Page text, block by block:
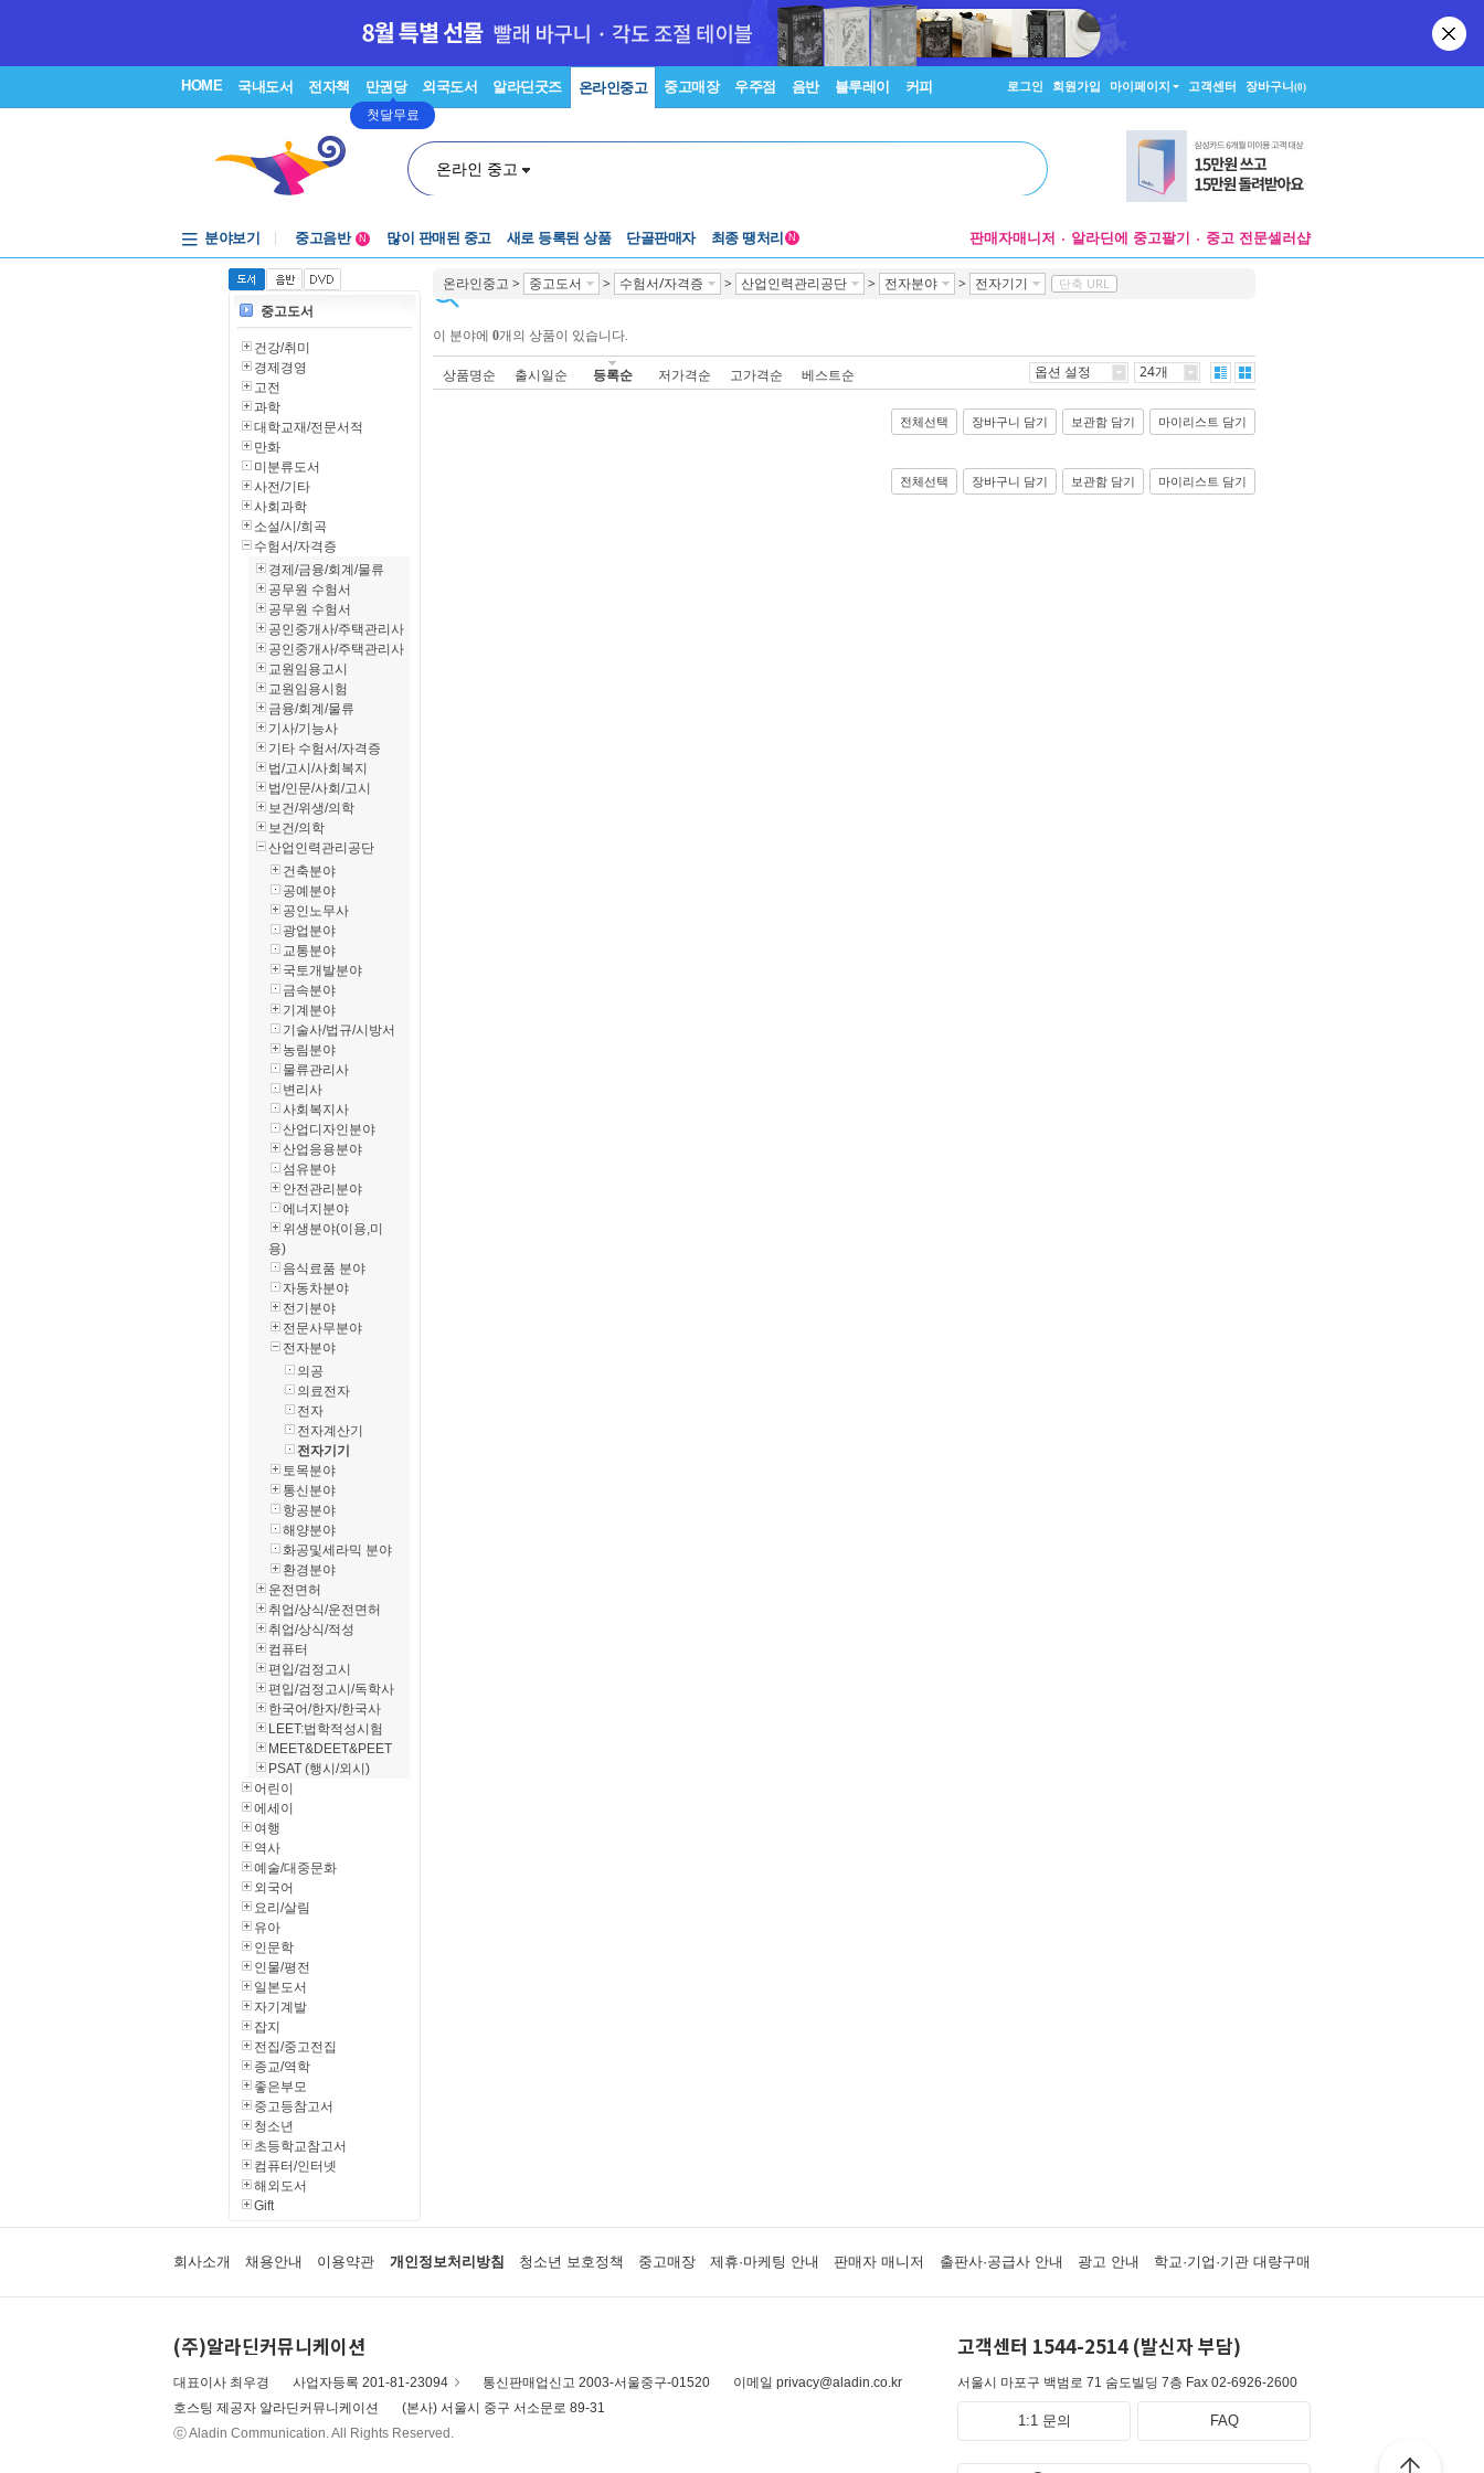
HOME 국내도서 전자책 만권당
첫달무료
외국도서 알라딘굿즈 온라인중고 중고매장 우주점 음반 블루레이 커피 로그인 회원가입 마이페이지 고객센터 장바구니(0)
온라인 중고
분야보기
중고음반
1천원부터
중고음반
N 많이 판매된 중고 새로 등록된 상품 단골판매자 최종 땡처리 N 판매자매니저 알라딘에 중고팔기 중고 전문셀러샵
온라인중고 > 중고도서 > 수험서/자격증 > 산업인력관리공단 > 전자분야 > 전자기기 단축 URL
이 분야에 0개의 상품이 있습니다.
상품명순 출시일순 등록순 저가격순 고가격순 베스트순 옵션 설정 24개
전체선택 장바구니 담기 보관함 담기 마이리스트 담기
전체선택 장바구니 담기 보관함 담기 마이리스트 담기
중고도서
건강/취미
경제경영
고전
과학
대학교재/전문서적
만화
미분류도서
사전/기타
사회과학
소설/시/희곡
수험서/자격증
경제/금융/회계/물류
공무원 수험서
공무원 수험서
공인중개사/주택관리사
공인중개사/주택관리사
교원임용고시
교원임용시험
금융/회계/물류
기사/기능사
기타 수험서/자격증
법/고시/사회복지
법/인문/사회/고시
보건/위생/의학
보건/의학
산업인력관리공단
건축분야
공예분야
공인노무사
광업분야
교통분야
국토개발분야
금속분야
기계분야
기술사/법규/시방서
농림분야
물류관리사
변리사
사회복지사
산업디자인분야
산업응용분야
섬유분야
안전관리분야
에너지분야
위생분야(이용,미
용)
음식료품 분야
자동차분야
전기분야
전문사무분야
전자분야
의공
의료전자
전자
전자계산기
전자기기
토목분야
통신분야
항공분야
해양분야
화공및세라믹 분야
환경분야
운전면허
취업/상식/운전면허
취업/상식/적성
컴퓨터
편입/검정고시
편입/검정고시/독학사
한국어/한자/한국사
LEET:법학적성시험
MEET&DEET&PEET
PSAT (행시/외시)
어린이
에세이
여행
역사
예술/대중문화
외국어
요리/살림
유아
인문학
인물/평전
일본도서
자기계발
잡지
전집/중고전집
종교/역학
좋은부모
중고등참고서
청소년
초등학교참고서
컴퓨터/인터넷
해외도서
Gift
회사소개 채용안내 이용약관 개인정보처리방침 청소년 보호정책 중고매장 제휴·마케팅 안내 판매자 매니저 출판사·공급사 안내 광고 안내 학교·기업·기관 대량구매
(주)알라딘커뮤니케이션
대표이사 최우경 사업자등록 201-81-23094 통신판매업신고 2003-서울중구-01520
이메일 privacy@aladin.co.kr
호스팅 제공자 알라딘커뮤니케이션
(본사) 서울시 중구 서소문로 89-31
ⓒ Aladin Communication. All Rights Reserved.
고객센터 1544-2514 (발신자 부담)
서울시 마포구 백범로 71 숨도빌딩 7층 Fax 02-6926-2600
1:1 문의 FAQ